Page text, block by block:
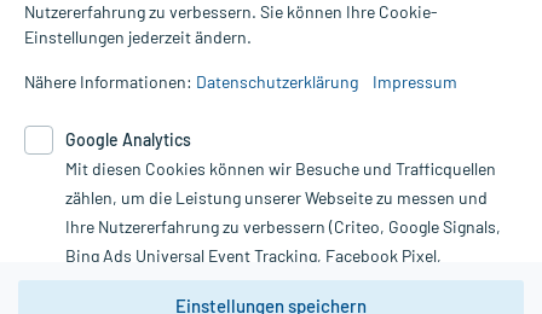
Alle Preise gelten inkl. MwSt., ggf. zzgl. Versandkosten
Informationen auf dieser Website werden ausschließlich für
die Untersuchung und Behandlung durch einen Arzt. Bitte
Therapien eingeleitet werden können. | Diese Webseite benutzt
Google Analytics. Lesen Sie bitte dazu die wichtigen Hinweise in
unserer Datenschutzerklärung. Für den Widerruf einer Bestellung
nutzen Sie das Formular:
Vertrag widerrufen
Nutzererfahrung zu verbessern. Sie können Ihre Cookie-
Einstellungen jederzeit ändern.
Nähere Informationen: Datenschutzerklärung Impressum
Google Analytics
Mit diesen Cookies können wir Besuche und Trafficquellen
zählen, um die Leistung unserer Webseite zu messen und
Ihre Nutzererfahrung zu verbessern (Criteo, Google Signals,
Bing Ads Universal Event Tracking, Facebook Pixel,
Youtube-Social Plugin).
Einstellungen speichern